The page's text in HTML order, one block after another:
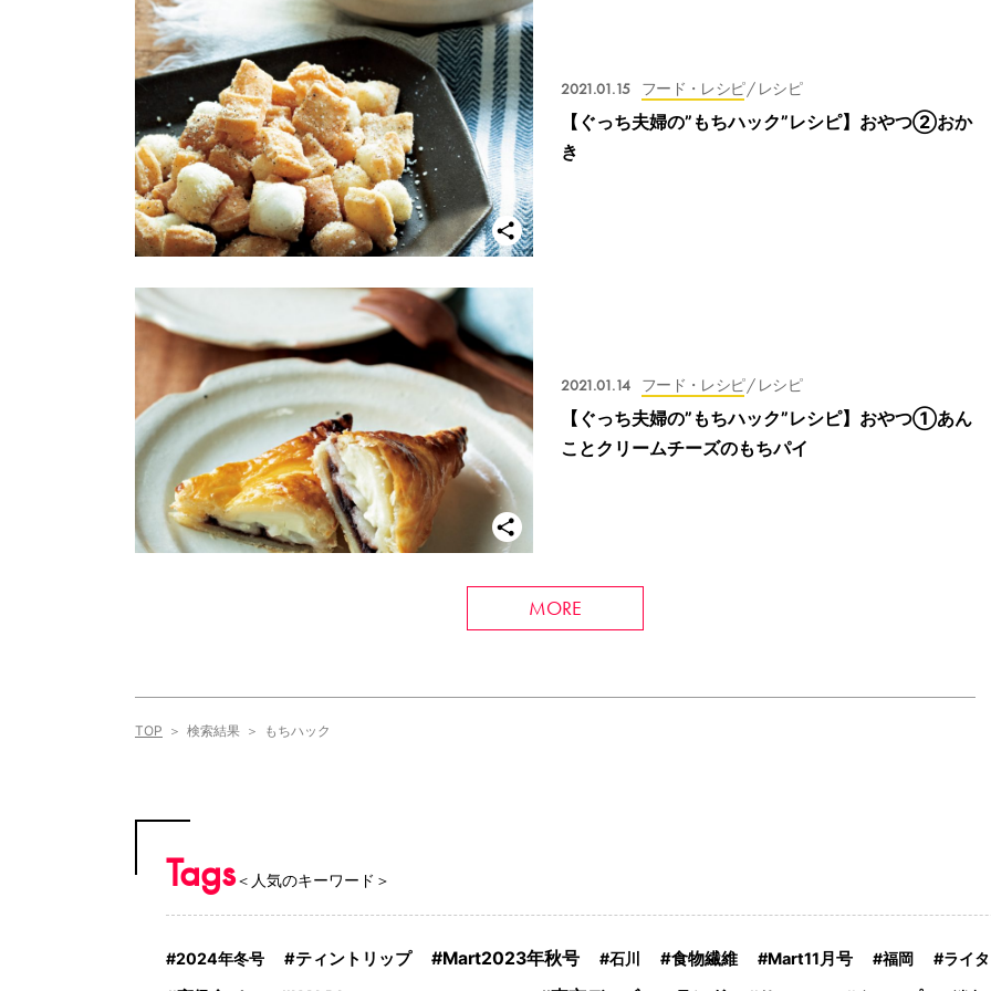
2021.01.15 フード・レシピ/ レシピ
【ぐっち夫婦の”もちハック”レシピ】おやつ②おか
き
2021.01.14 フード・レシピ/ レシピ
【ぐっち夫婦の”もちハック”レシピ】おやつ①あん
ことクリームチーズのもちパイ
MORE
TOP 検索結果 もちハック
Tags＜人気のキーワード＞
2024年冬号 ティントリップ Mart2023年秋号 石川 食物繊維 Mart11月号 福岡 ライ